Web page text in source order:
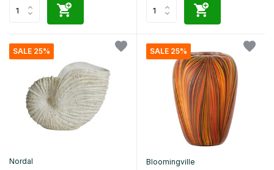
SALE 25%
Nordal
SALE 25%
Bloomingville